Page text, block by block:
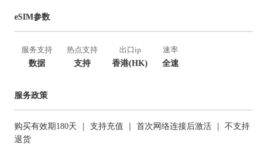
eSIM参数
服务支持
数据
热点支持
支持
出口ip
香港(HK)
速率
全速
服务政策
购买有效期180天 ｜ 支持充值 ｜ 首次网络连接后激活 ｜ 不支持
退货